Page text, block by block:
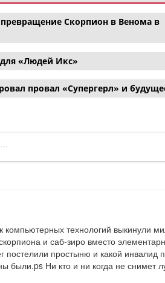
Скорпион в Венома в
«Людей Икс»
провал «Супергерл» и
компьютерных технологий выкинули
и саб-зиро вместо
постелили простыню и какой инвалид
были.ps Ни кто и ни когда не снимет